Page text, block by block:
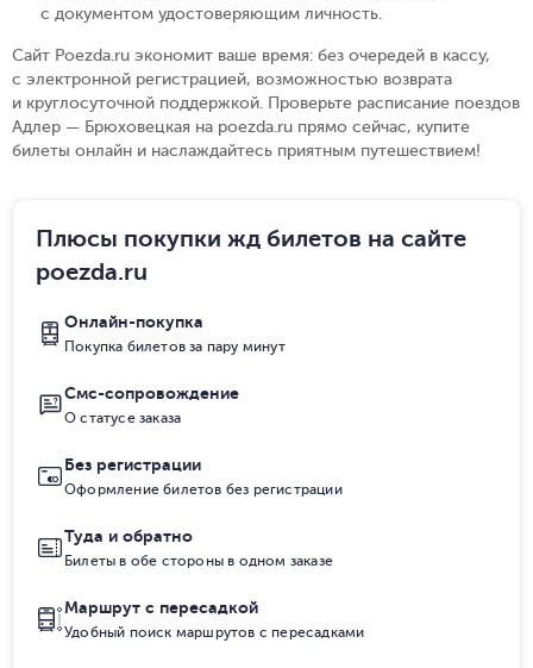
с документом удостоверяющим личность.
Сайт Poezda.ru экономит ваше время: без очередей в кассу,
с электронной регистрацией, возможностью возврата
и круглосуточной поддержкой. Проверьте расписание поездов
Адлер — Брюховецкая на poezda.ru прямо сейчас, купите
билеты онлайн и наслаждайтесь приятным путешествием!
Плюсы покупки жд билетов на сайте
poezda.ru
Онлайн-покупка
Покупка билетов за пару минут
Смс-сопровождение
О статусе заказа
Без регистрации
Оформление билетов без регистрации
Туда и обратно
Билеты в обе стороны в одном заказе
Маршрут с пересадкой
Удобный поиск маршрутов с пересадками